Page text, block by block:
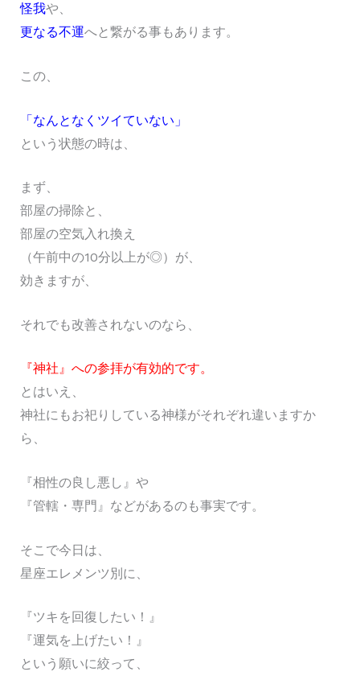
怪我や、
更なる不運へと繋がる事もあります。
この、
「なんとなくツイていない」
という状態の時は、
まず、
部屋の掃除と、
部屋の空気入れ換え
（午前中の10分以上が◎）が、
効きますが、
それでも改善されないのなら、
『神社』への参拝が有効的です。
とはいえ、
神社にもお祀りしている神様がそれぞれ違いますか
ら、
『相性の良し悪し』や
『管轄・専門』などがあるのも事実です。
そこで今日は、
星座エレメンツ別に、
『ツキを回復したい！』
『運気を上げたい！』
という願いに絞って、